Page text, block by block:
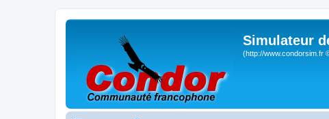
Simulateur
(http://www.condorsim.fr